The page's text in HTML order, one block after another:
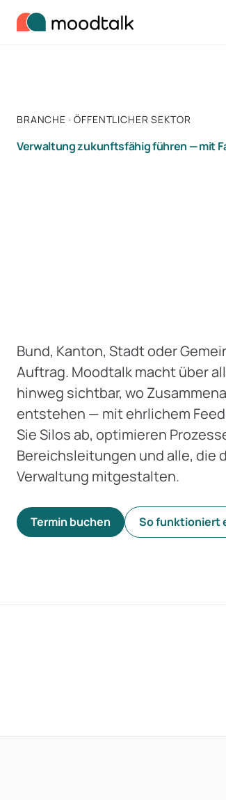
BRANCHE · ÖFFENTLICHER SEKTOR
Verwaltung zukunftsfähig führen — mit
Bund, Kanton, Stadt oder
Auftrag. Moodtalk macht über
hinweg sichtbar, wo
entstehen — mit ehrlichem
Sie Silos ab, optimieren
Bereichsleitungen und alle, die
Verwaltung mitgestalten.
Termin buchen So funktioniert